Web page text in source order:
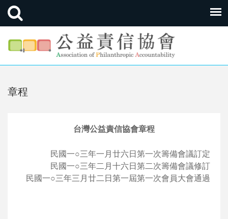
章程
台灣公益責信協會章程
民國一○三年一月廿六日第一次籌備會議訂定
民國一○三年二月十六日第二次籌備會議修訂
民國一○三年三月廿二日第一屆第一次會員大會通過